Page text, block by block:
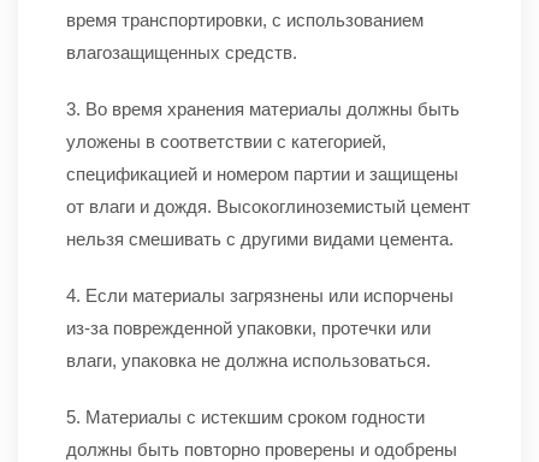
время транспортировки, с использованием
влагозащищенных средств.
3. Во время хранения материалы должны быть
уложены в соответствии с категорией,
спецификацией и номером партии и защищены
от влаги и дождя. Высокоглиноземистый цемент
нельзя смешивать с другими видами цемента.
4. Если материалы загрязнены или испорчены
из-за поврежденной упаковки, протечки или
влаги, упаковка не должна использоваться.
5. Материалы с истекшим сроком годности
должны быть повторно проверены и одобрены